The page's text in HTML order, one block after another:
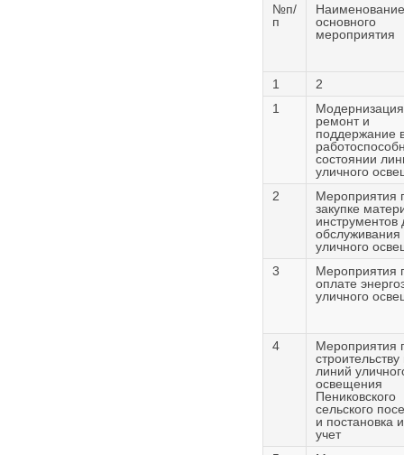
№п/
п
Наименование
основного
мероприятия
1
2
1
ремонт и
поддержание
состоянии
уличного
2
Мероприятия
закупке
инструментов
обслуживания
уличного
3
Мероприятия
оплате
уличного
4
Мероприятия
линий
освещения
Пениковского
сельского
и постановка
учет